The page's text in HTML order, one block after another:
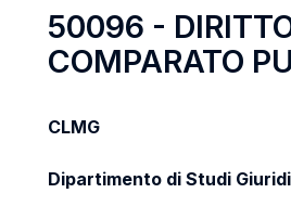
50096 -
COMPARATO
CLMG
Dipartimento di Studi